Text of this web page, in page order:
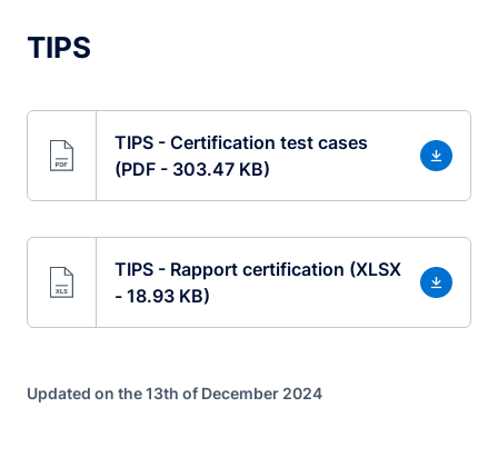
TIPS
TIPS - Certification test cases
(PDF - 303.47 KB)
TIPS - Rapport certification (XLSX
- 18.93 KB)
Updated on the 13th of December 2024